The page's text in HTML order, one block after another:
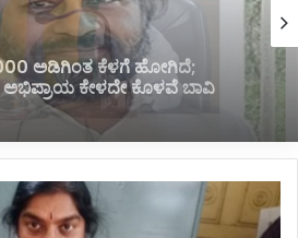
ಪಡೆದ ಸರ್ಕಾರದ ನಡೆ
ಚುಕ್ಕೆ:ಬಸವರಾಜ ಬೊಮ್ಮಾಯಿ*